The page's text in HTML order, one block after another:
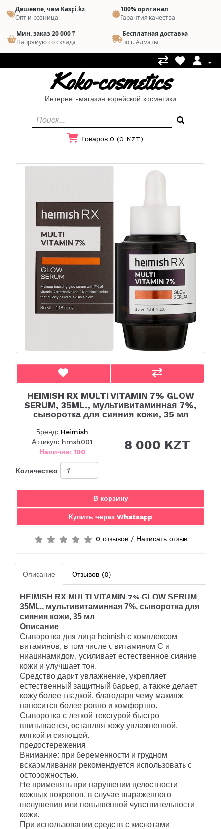
Дешевле, чем Kaspi.kz
Опт и розница
100% оригинал
Гарантия качества
Мин. заказ 20 000 ₸
Напрямую со склада
Бесплатная доставка
по г. Алматы
Koko-cosmetics
Интернет-магазин корейской косметики
Товаров 0 (0 KZT)
HEIMISH RX MULTI VITAMIN 7% GLOW
SERUM, 35ML., мультивитаминная 7%,
сыворотка для сияния кожи, 35 мл
Бренд: Heimish
Артикул: hmsh001
Наличие: 100
8 000 KZT
Количество
В корзину
Купить через Whatsapp
0 отзывов/ Написать отзыв
Описание Отзывов (0)
HEIMISH RX MULTI VITAMIN 7% GLOW SERUM,
35ML., мультивитаминная 7%, сыворотка для
сияния кожи, 35 мл
Описание
Сыворотка для лица heimish с комплексом
витаминов, в том числе с витамином C и
ниацинамидом, усиливает естественное сияние
кожи и улучшает тон.
Средство дарит увлажнение, укрепляет
естественный защитный барьер, а также делает
кожу более гладкой, благодаря чему макияж
наносится более ровно и комфортно.
Сыворотка с легкой текстурой быстро
впитывается, оставляя кожу увлажненной,
мягкой и сияющей.
предостережения
Внимание: при беременности и грудном
вскармливании рекомендуется использовать с
осторожностью.
Не применять при нарушении целостности
кожных покровов, в случае выраженного
шелушения или повышенной чувствительности
кожи.
При использовании средств с кислотами